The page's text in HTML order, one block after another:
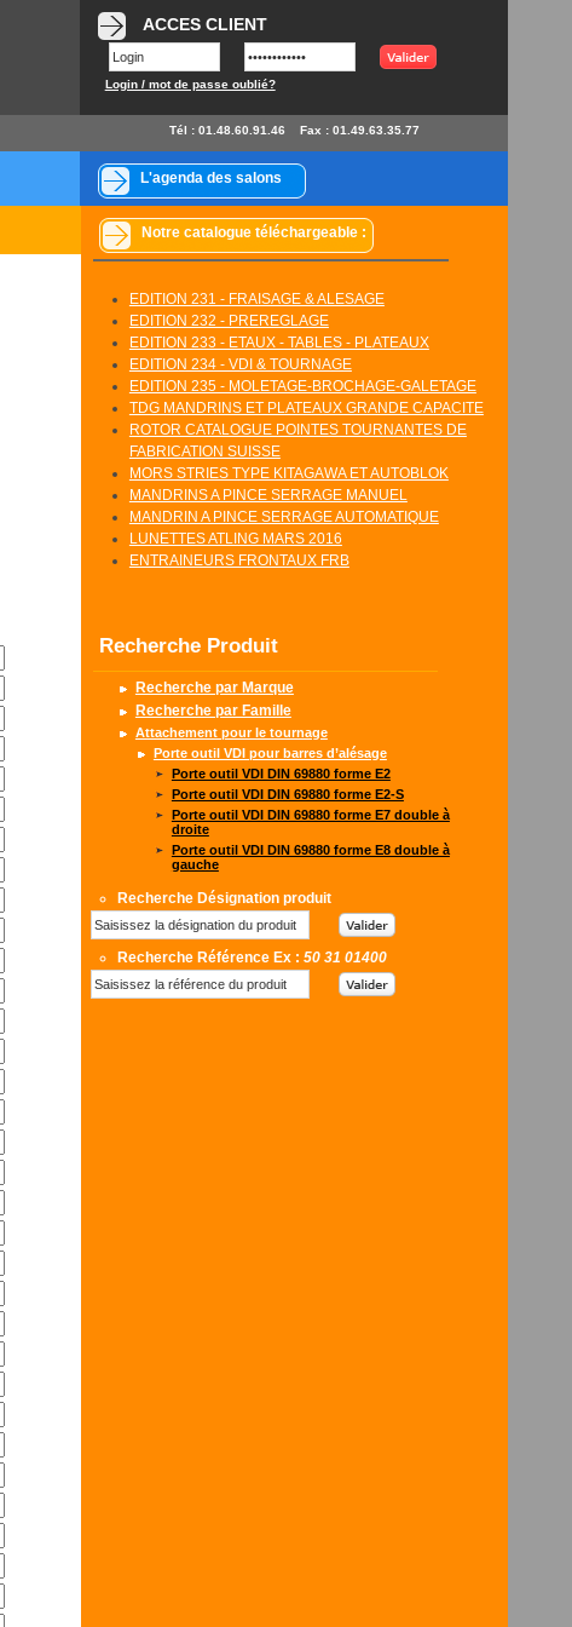
ACCES CLIENT
Login / mot de passe oublié?
Tél : 01.48.60.91.46 Fax : 01.49.63.35.77
L'agenda des salons
Notre catalogue téléchargeable :
EDITION 231 - FRAISAGE & ALESAGE
EDITION 232 - PREREGLAGE
EDITION 233 - ETAUX - TABLES - PLATEAUX
EDITION 234 - VDI & TOURNAGE
EDITION 235 - MOLETAGE-BROCHAGE-GALETAGE
TDG MANDRINS ET PLATEAUX GRANDE CAPACITE
ROTOR CATALOGUE POINTES TOURNANTES DE
FABRICATION SUISSE
MORS STRIES TYPE KITAGAWA ET AUTOBLOK
MANDRINS A PINCE SERRAGE MANUEL
MANDRIN A PINCE SERRAGE AUTOMATIQUE
LUNETTES ATLING MARS 2016
ENTRAINEURS FRONTAUX FRB
Recherche Produit
Recherche par Marque
Recherche par Famille
Attachement pour le tournage
Porte outil VDI pour barres d’alésage
Porte outil VDI DIN 69880 forme E2
Porte outil VDI DIN 69880 forme E2-S
Porte outil VDI DIN 69880 forme E7 double à
droite
Porte outil VDI DIN 69880 forme E8 double à
gauche
Recherche Désignation produit
Recherche Référence Ex : 50 31 01400